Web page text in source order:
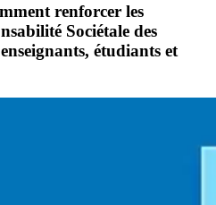
renforcer les
Sociétale des
étudiants et